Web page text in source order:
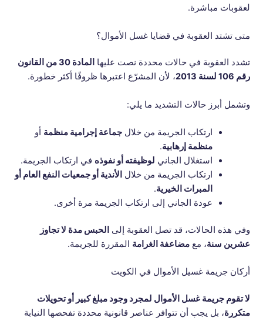
لعقوبات مباشرة.
متى تشتد العقوبة في قضايا غسل الأموال؟
تشدد العقوبة في حالات محددة نصت عليها
المادة 30 من القانون
رقم 106 لسنة 2013
، لأن المشرّع اعتبرها ظروفًا أكثر خطورة.
وتشمل أبرز حالات التشديد ما يلي:
ارتكاب الجريمة من خلالجماعة إجرامية منظمة أو
منظمة إرهابية.
استغلال الجاني لوظيفته أو نفوذه في ارتكاب الجريمة.
ارتكاب الجريمة من خلال الأندية أو جمعيات النفع العام أو
المبرات الخيرية.
عودة الجاني إلى ارتكاب الجريمة مرة أخرى.
وفي هذه الحالات، قد تصل العقوبة إلى الحبس مدة لا تجاوز
عشرين سنة، معمضاعفة الغرامة المقررة للجريمة.
أركان جريمة غسيل الأموال في الكويت
لا تقوم جريمة غسل الأموال لمجرد وجود مبلغ كبير أو تحويلات
متكررة، بل يجب أن تتوافر عناصر قانونية محددة تفحصها النيابة